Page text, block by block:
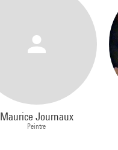
Maurice Journaux
Peintre